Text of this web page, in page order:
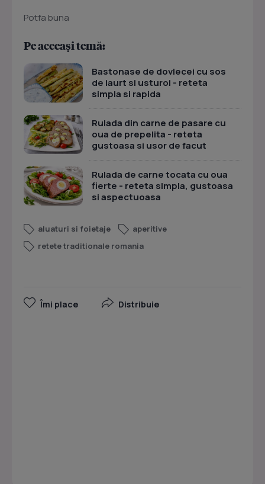
Potfa buna
Pe aceeași temă:
Bastonase de dovlecei cu sos
de iaurt si usturoi - reteta
simpla si rapida
Rulada din carne de pasare cu
oua de prepelita - reteta
gustoasa si usor de facut
Rulada de carne tocata cu oua
fierte - reteta simpla, gustoasa
si aspectuoasa
aluaturi si foietaje
aperitive
retete traditionale romania
Îmi place Distribuie